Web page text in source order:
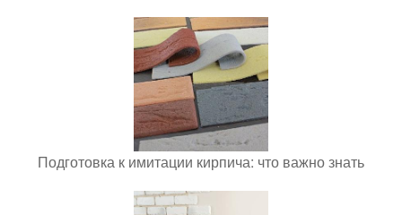
Подготовка к имитации кирпича: что важно знать